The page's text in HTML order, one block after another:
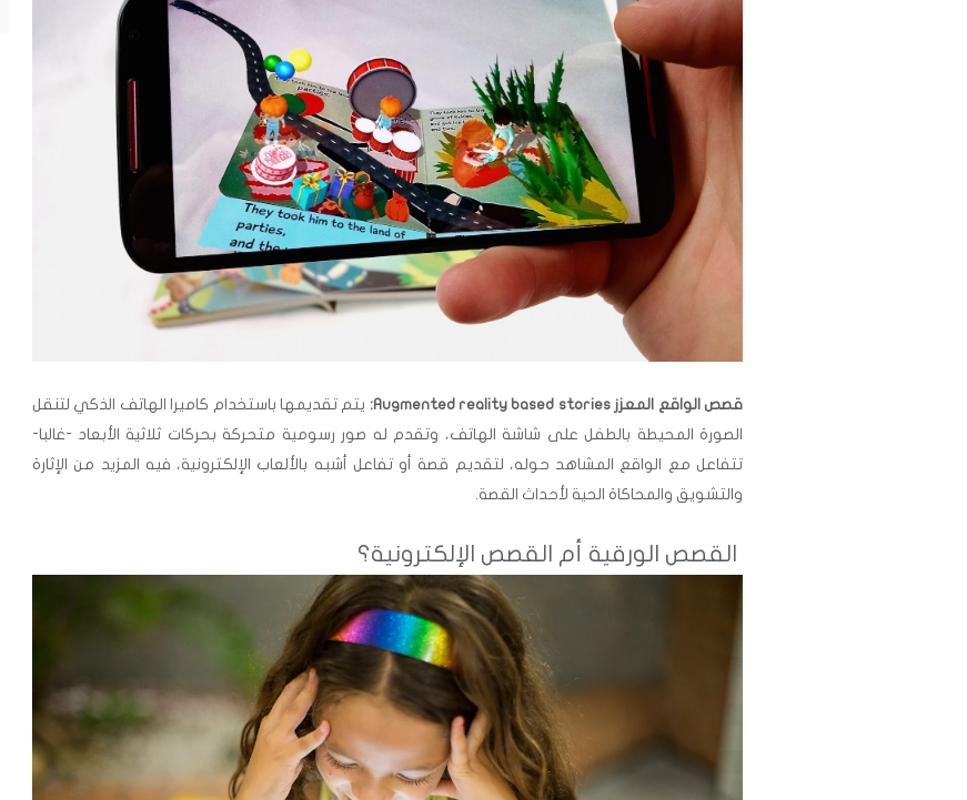
قصص الواقع المعزز Augmented reality based stories:
يتم تقديمها باستخدام كاميرا الهاتف الذكي لتنقل
الصورة المحيطة بالطفل على شاشة الهاتف، وتقدم له صور رسومية متحركة بحركات ثلاثية الأبعاد -غالبا-
تتفاعل مع الواقع المشاهد حوله، لتقديم قصة أو تفاعل أشبه بالألعاب الإلكترونية، فيه المزيد من الإثارة
والتشويق والمحاكاة الحية لأحداث القصة.
القصص الورقية أم القصص الإلكترونية؟